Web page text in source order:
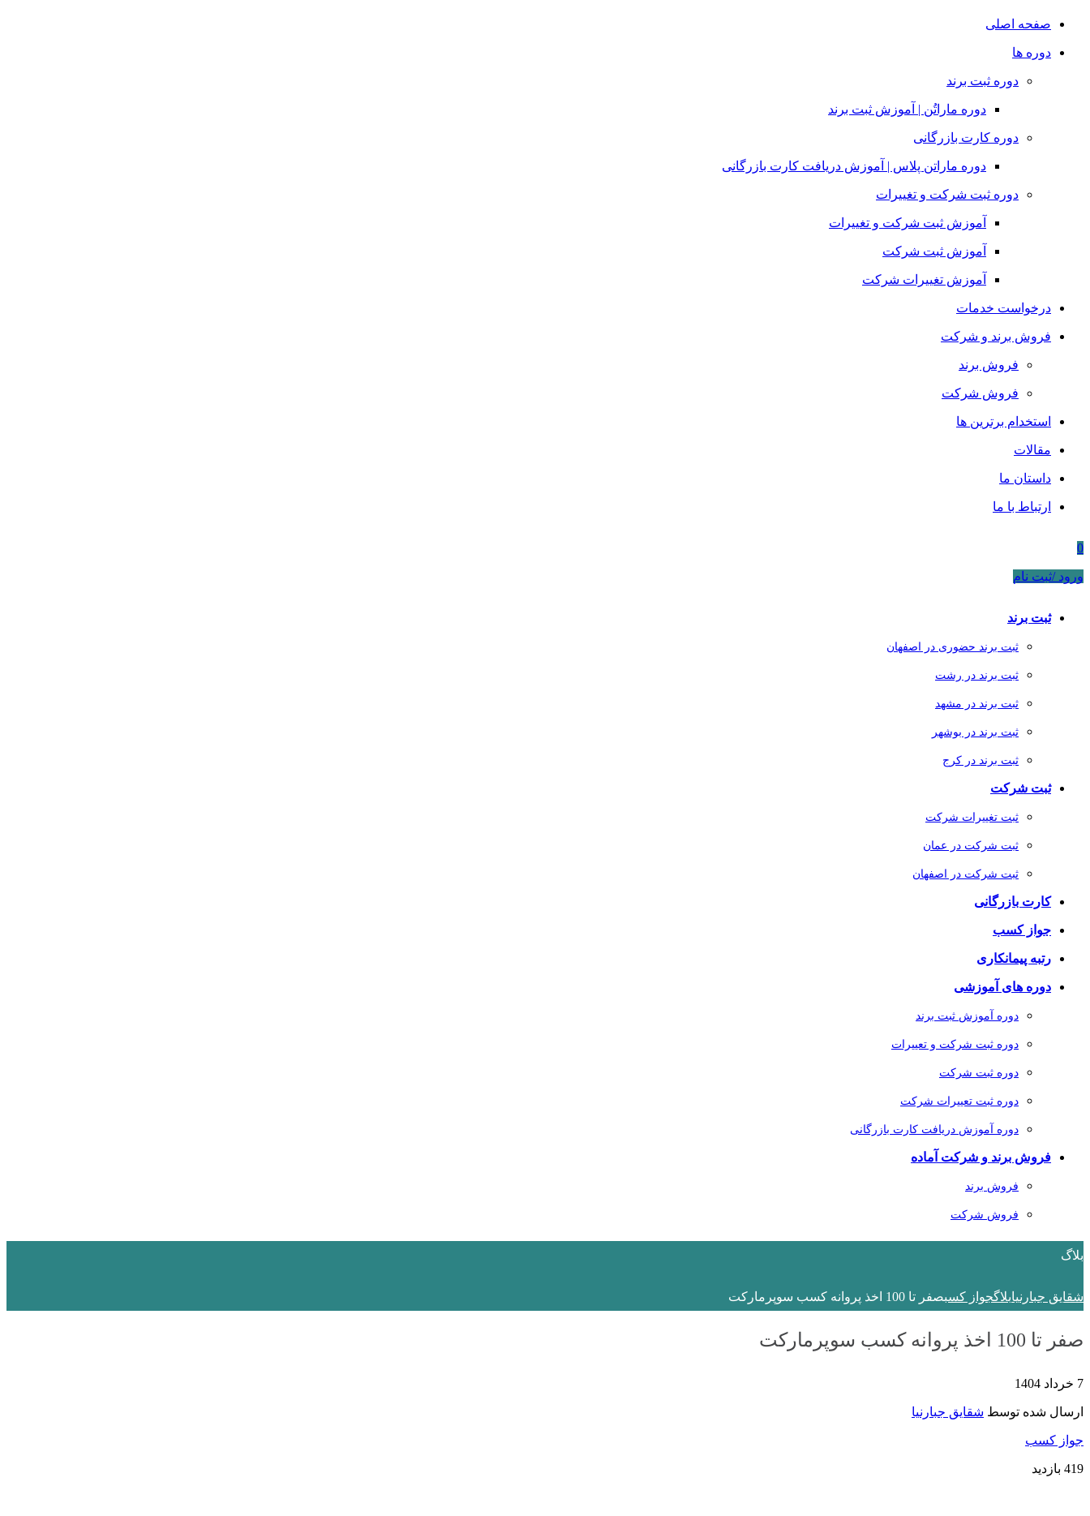
صفحه اصلی
دوره ها
دوره ثبت برند
دوره ماراتُن | آموزش ثبت برند
دوره کارت بازرگانی
دوره ماراتن پلاس | آموزش دریافت کارت بازرگانی
دوره ثبت شرکت و تغییرات
آموزش ثبت شرکت و تغییرات
آموزش ثبت شرکت
آموزش تغییرات شرکت
درخواست خدمات
فروش برند و شرکت
فروش برند
فروش شرکت
استخدام برترین ها
مقالات
داستان ما
ارتباط با ما
0
ورود /ثبت نام
ثبت برند
ثبت برند حضوری در اصفهان
ثبت برند در رشت
ثبت برند در مشهد
ثبت برند در بوشهر
ثبت برند در کرج
ثبت شرکت
ثبت تغییرات شرکت
ثبت شرکت در عمان
ثبت شرکت در اصفهان
کارت بازرگانی
جواز کسب
رتبه پیمانکاری
دوره های آموزشی
دوره آموزش ثبت برند
دوره ثبت شرکت و تعییرات
دوره ثبت شرکت
دوره ثبت تعییرات شرکت
دوره آموزش دریافت کارت بازرگانی
فروش برند و شرکت آماده
فروش برند
فروش شرکت
بلاگ
شقایق جبارنیابلاگجواز کسبصفر تا 100 اخذ پروانه کسب سوپرمارکت
صفر تا 100 اخذ پروانه کسب سوپرمارکت
7 خرداد 1404
ارسال شده توسط شقایق جبارنیا
جواز کسب
419 بازدید